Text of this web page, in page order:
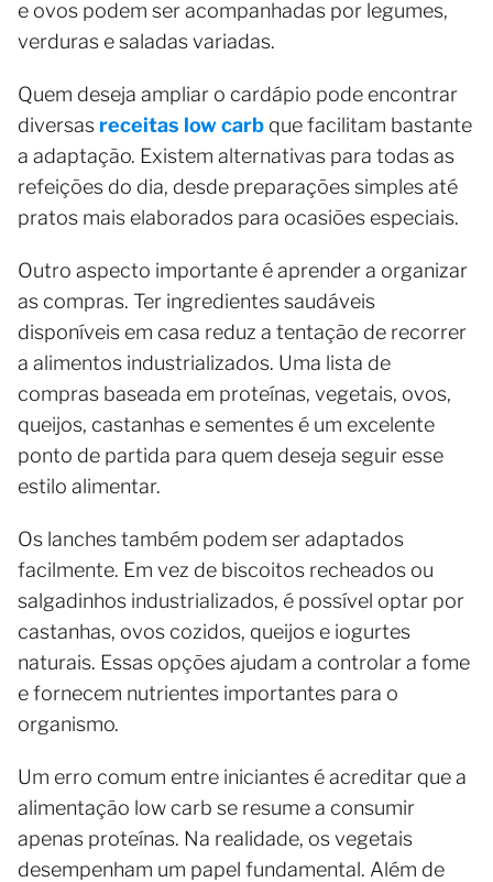
e ovos podem ser acompanhadas por legumes,
verduras e saladas variadas.
Quem deseja ampliar o cardápio pode encontrar
diversas receitas low carb que facilitam bastante
a adaptação. Existem alternativas para todas as
refeições do dia, desde preparações simples até
pratos mais elaborados para ocasiões especiais.
Outro aspecto importante é aprender a organizar
as compras. Ter ingredientes saudáveis
disponíveis em casa reduz a tentação de recorrer
a alimentos industrializados. Uma lista de
compras baseada em proteínas, vegetais, ovos,
queijos, castanhas e sementes é um excelente
ponto de partida para quem deseja seguir esse
estilo alimentar.
Os lanches também podem ser adaptados
facilmente. Em vez de biscoitos recheados ou
salgadinhos industrializados, é possível optar por
castanhas, ovos cozidos, queijos e iogurtes
naturais. Essas opções ajudam a controlar a fome
e fornecem nutrientes importantes para o
organismo.
Um erro comum entre iniciantes é acreditar que a
alimentação low carb se resume a consumir
apenas proteínas. Na realidade, os vegetais
desempenham um papel fundamental. Além de